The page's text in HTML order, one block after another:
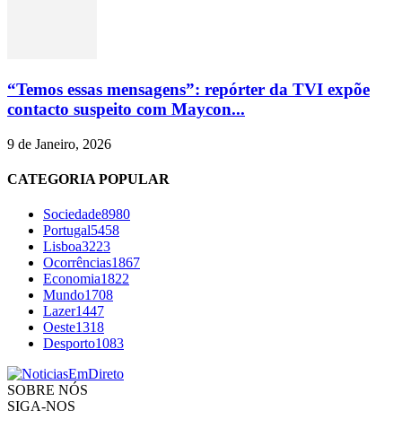
“Temos essas mensagens”: repórter da TVI expõe
contacto suspeito com Maycon...
9 de Janeiro, 2026
CATEGORIA POPULAR
Sociedade8980
Portugal5458
Lisboa3223
Ocorrências1867
Economia1822
Mundo1708
Lazer1447
Oeste1318
Desporto1083
SOBRE NÓS
SIGA-NOS